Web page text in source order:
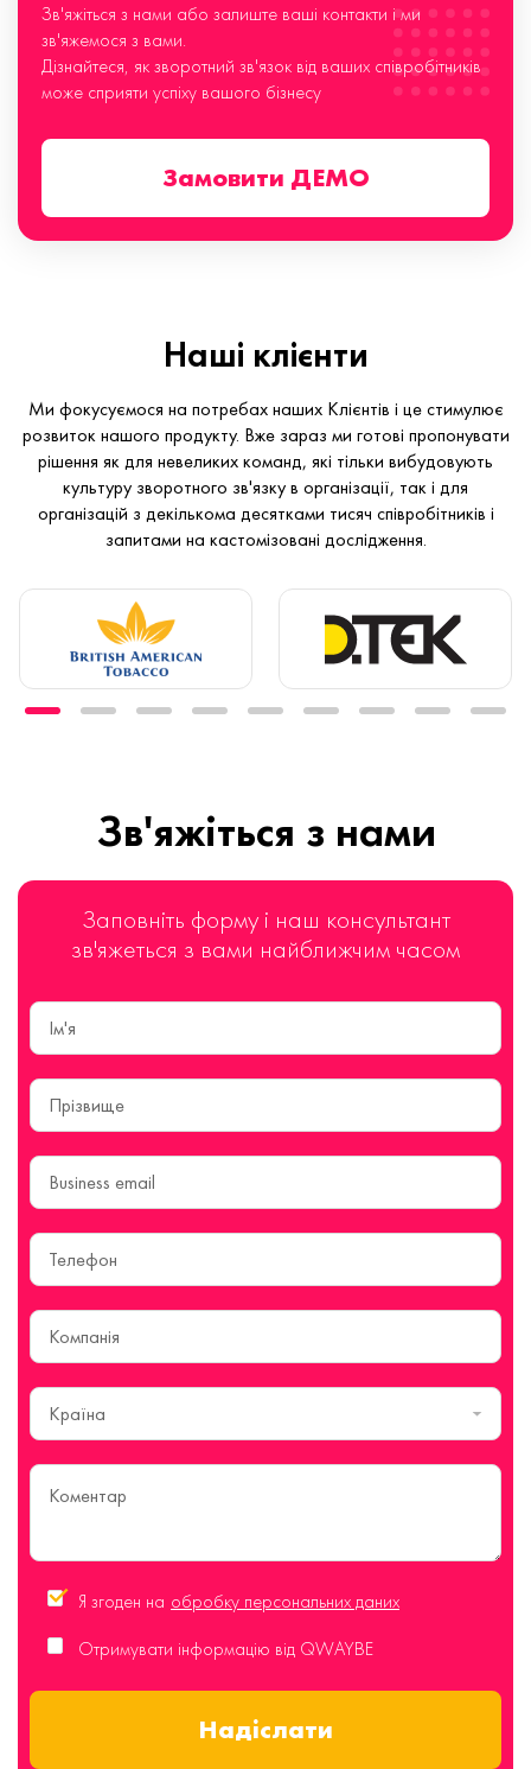
Зв'яжіться з нами або залиште ваші контакти і ми
зв'яжемося з вами.
Дізнайтеся, як зворотний зв'язок від ваших співробітників
може сприяти успіху вашого бізнесу
Замовити ДЕМО
Наші клієнти
Ми фокусуємося на потребах наших Клієнтів і це стимулює
розвиток нашого продукту. Вже зараз ми готові пропонувати
рішення як для невеликих команд, які тільки вибудовують
культуру зворотного зв'язку в організації, так і для
організацій з декількома десятками тисяч співробітників і
запитами на кастомізовані дослідження.
Зв'яжіться з нами
Заповніть форму і наш консультант
зв'яжеться з вами найближчим часом
Країна
Я згоден на обробку персональних даних
Отримувати інформацію від QWAYBE
Надіслати